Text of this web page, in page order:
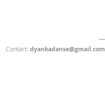
dyankadanse@gmail.com